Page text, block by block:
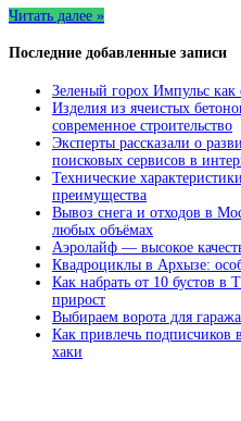
и
моделей
Читать далее »
Последние добавленные записи
Зеленый горох Импульс как
Изделия из ячеистых
современное строительство
Эксперты рассказали о
поисковых сервисов в
Технические
преимущества
Вывоз снега и отходов в
любых объёмах
Аэролайф — высокое
Квадроциклы в Архызе:
Как набрать от 10 бустов
прирост
Выбираем ворота для
Как привлечь подписчиков
хаки